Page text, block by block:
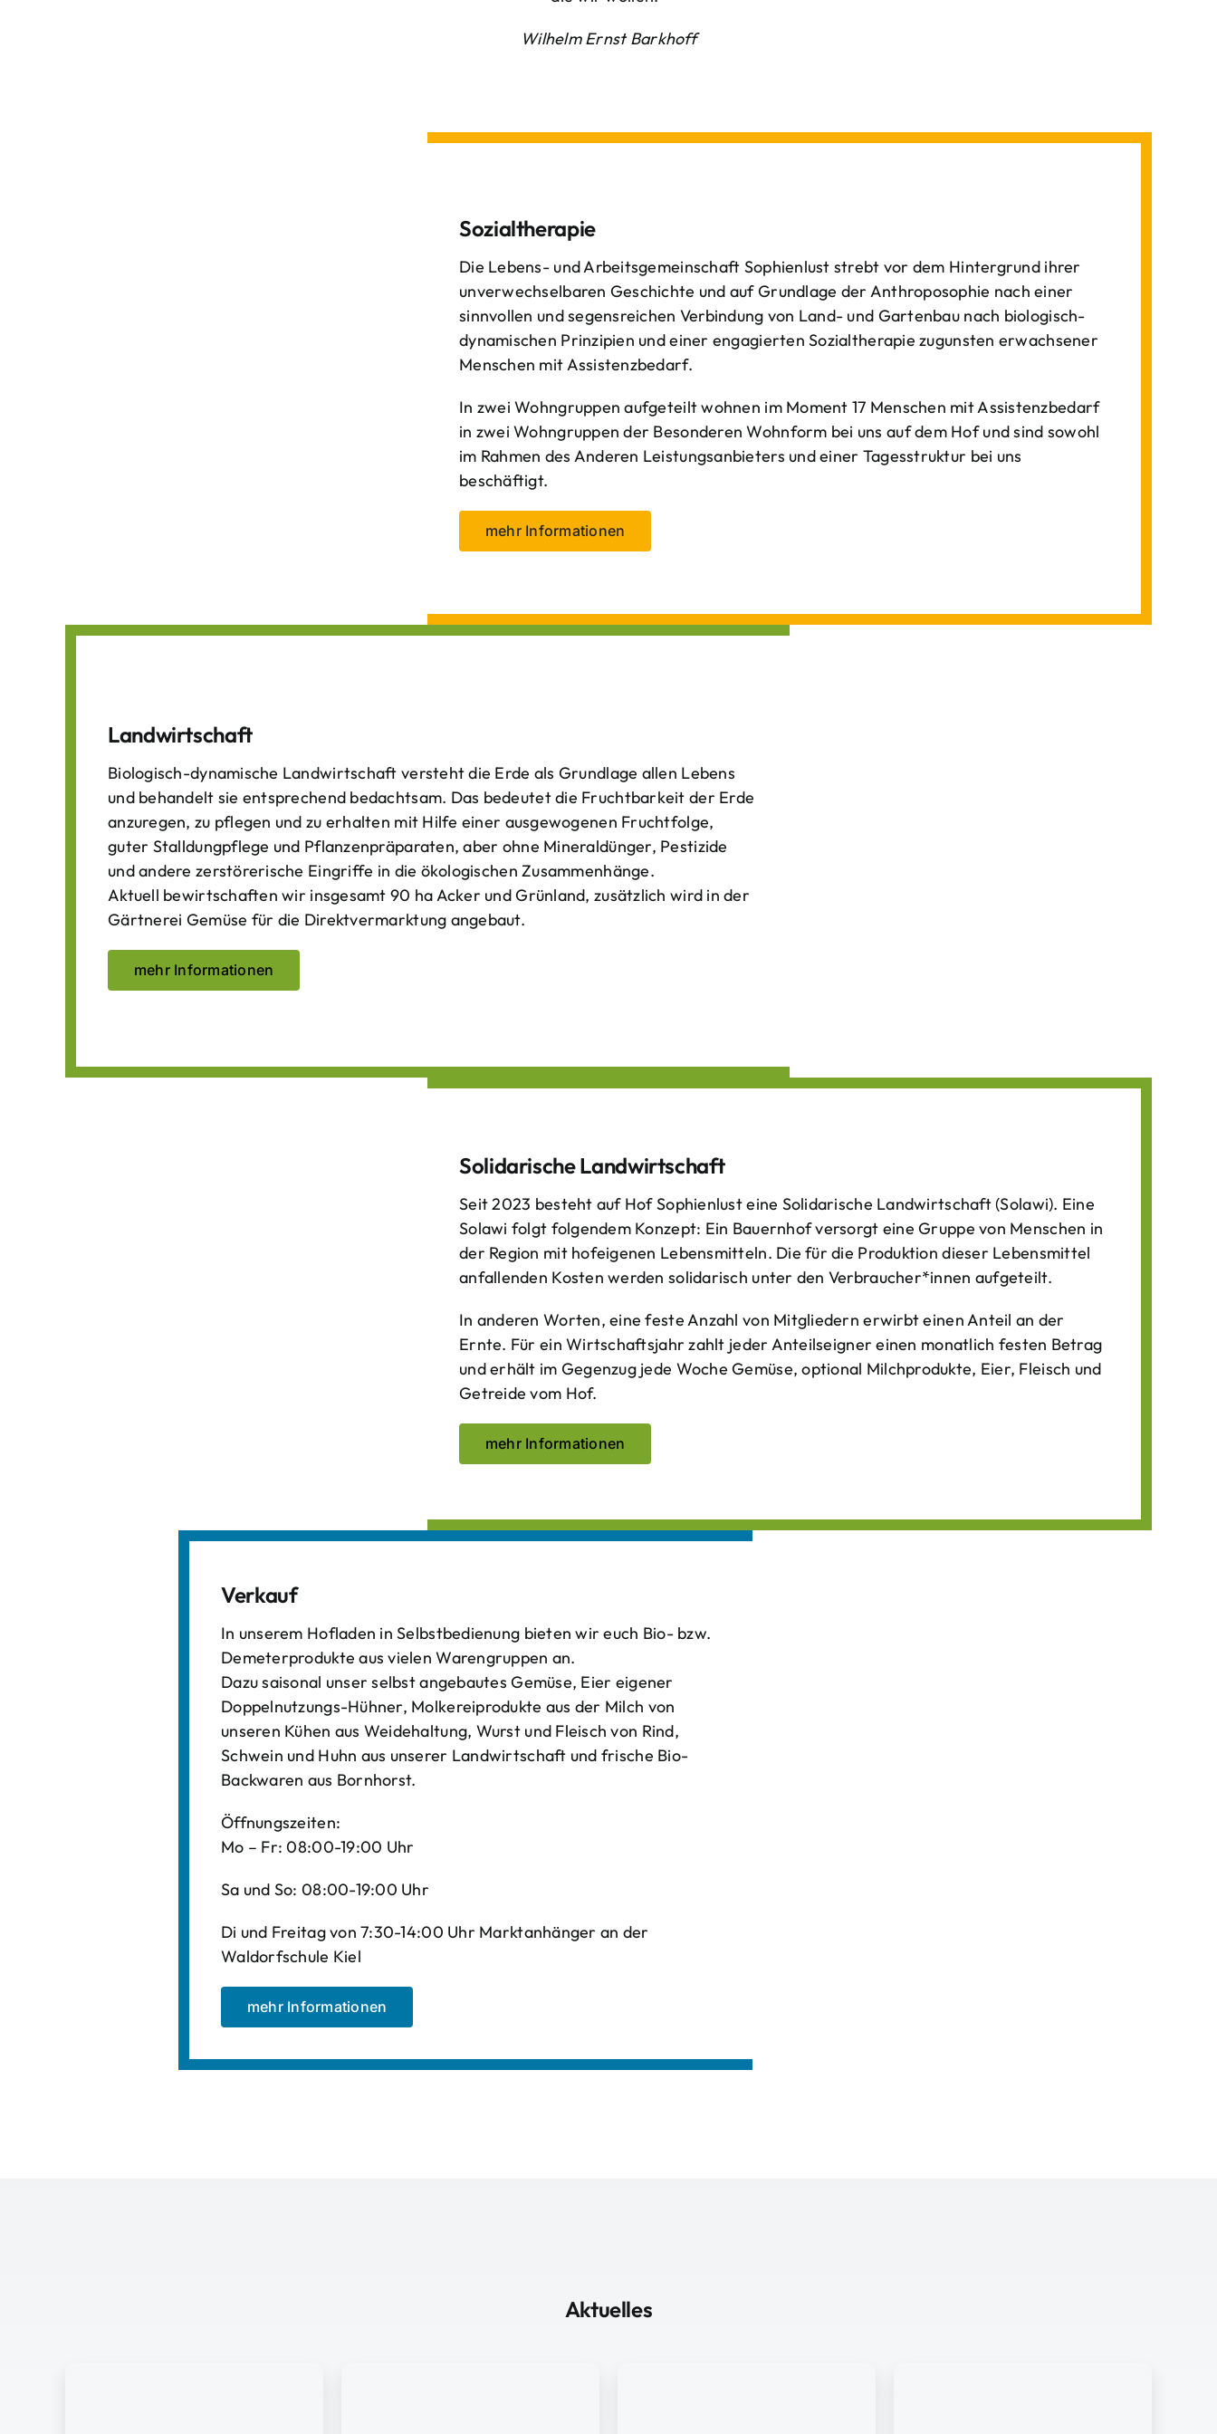
Wilhelm Ernst Barkhoff
Sozialtherapie
Die Lebens- und Arbeitsgemeinschaft Sophienlust strebt vor dem Hintergrund ihrer
unverwechselbaren Geschichte und auf Grundlage der Anthroposophie nach einer
sinnvollen und segensreichen Verbindung von Land- und Gartenbau nach biologisch-
dynamischen Prinzipien und einer engagierten Sozialtherapie zugunsten erwachsener
Menschen mit Assistenzbedarf.
In zwei Wohngruppen aufgeteilt wohnen im Moment 17 Menschen mit Assistenzbedarf
in zwei Wohngruppen der Besonderen Wohnform bei uns auf dem Hof und sind sowohl
im Rahmen des Anderen Leistungsanbieters und einer Tagesstruktur bei uns
beschäftigt.
mehr Informationen
Landwirtschaft
Biologisch-dynamische Landwirtschaft versteht die Erde als Grundlage allen Lebens
und behandelt sie entsprechend bedachtsam. Das bedeutet die Fruchtbarkeit der Erde
anzuregen, zu pflegen und zu erhalten mit Hilfe einer ausgewogenen Fruchtfolge,
guter Stalldungpflege und Pflanzenpräparaten, aber ohne Mineraldünger, Pestizide
und andere zerstörerische Eingriffe in die ökologischen Zusammenhänge.
Aktuell bewirtschaften wir insgesamt 90 ha Acker und Grünland, zusätzlich wird in der
Gärtnerei Gemüse für die Direktvermarktung angebaut.
mehr Informationen
Solidarische Landwirtschaft
Seit 2023 besteht auf Hof Sophienlust eine Solidarische Landwirtschaft (Solawi). Eine
Solawi folgt folgendem Konzept: Ein Bauern­hof versorgt eine Gruppe von Menschen in
der Region mit hof­eigenen Lebens­mitteln. Die für die Produktion dieser Lebens­mittel
anfallenden Kosten werden solidarisch unter den Verbraucher*­innen aufgeteilt.
In anderen Worten, eine feste Anzahl von Mitgliedern erwirbt einen Anteil an der
Ernte. Für ein Wirtschaftsjahr zahlt jeder Anteilseigner einen monatlich festen Betrag
und erhält im Gegenzug jede Woche Gemüse, optional Milchprodukte, Eier, Fleisch und
Getreide vom Hof.
mehr Informationen
Verkauf
In unserem Hofladen in Selbstbedienung bieten wir euch Bio- bzw.
Demeterprodukte aus vielen Warengruppen an.
Dazu saisonal unser selbst angebautes Gemüse, Eier eigener
Doppelnutzungs-Hühner, Molkereiprodukte aus der Milch von
unseren Kühen aus Weidehaltung, Wurst und Fleisch von Rind,
Schwein und Huhn aus unserer Landwirtschaft und frische Bio-
Backwaren aus Bornhorst.
Öffnungszeiten:
Mo – Fr: 08:00-19:00 Uhr
Sa und So: 08:00-19:00 Uhr
Di und Freitag von 7:30-14:00 Uhr Marktanhänger an der
Waldorfschule Kiel
mehr Informationen
Aktuelles